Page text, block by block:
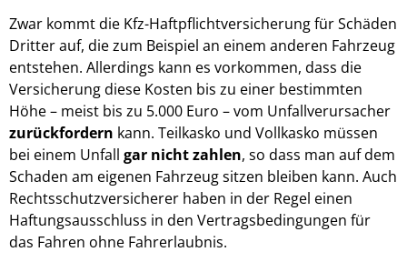
Zwar kommt die Kfz-Haftpflichtversicherung für Schäden
Dritter auf, die zum Beispiel an einem anderen Fahrzeug
entstehen. Allerdings kann es vorkommen, dass die
Versicherung diese Kosten bis zu einer bestimmten
Höhe – meist bis zu 5.000 Euro – vom Unfallverursacher
zurückfordern kann. Teilkasko und Vollkasko müssen
bei einem Unfall gar nicht zahlen, so dass man auf dem
Schaden am eigenen Fahrzeug sitzen bleiben kann. Auch
Rechtsschutzversicherer haben in der Regel einen
Haftungsausschluss in den Vertragsbedingungen für
das Fahren ohne Fahrerlaubnis.